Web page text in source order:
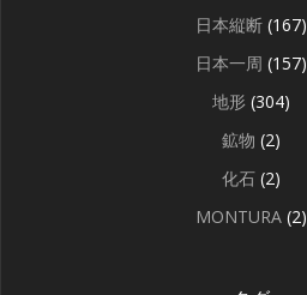
日本縦断 (167)
日本一周 (157)
地形 (304)
鉱物 (2)
化石 (2)
MONTURA (2)